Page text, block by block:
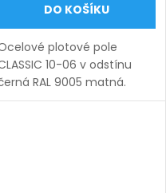
DO KOŠÍKU
plotové pole
10-06 v odstínu
RAL 9005 matná.
ocel (žárový